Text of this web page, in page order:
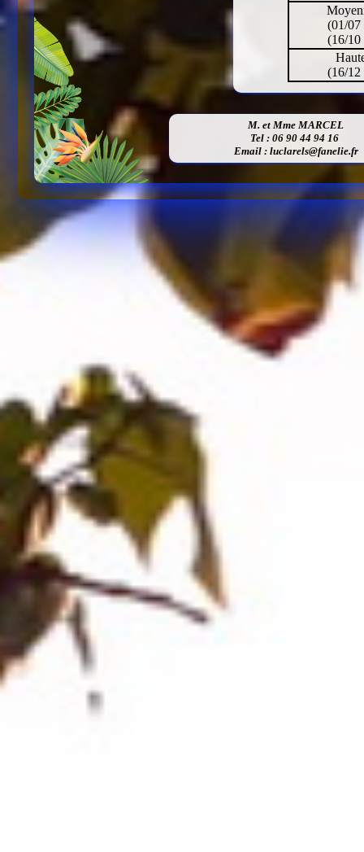
(01/07
(16/10
(16/12
M. et Mme MARCEL
Tel : 06 90 44 94 16
Email : luclarels@fanelie.fr